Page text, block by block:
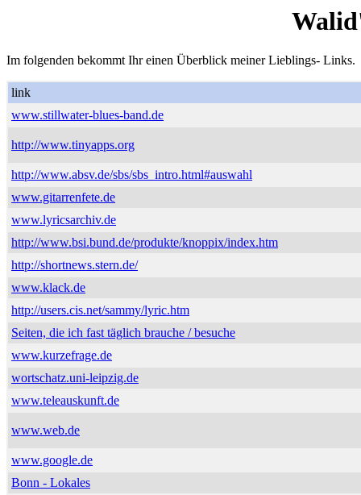
Im folgenden bekommt Ihr einen Überblick meiner Lieblings- Links.
link
www.stillwater-blues-band.de
http://www.tinyapps.org
http://www.absv.de/sbs/sbs_intro.html#auswahl
www.gitarrenfete.de
www.lyricsarchiv.de
http://www.bsi.bund.de/produkte/knoppix/index.htm
http://shortnews.stern.de/
www.klack.de
http://users.cis.net/sammy/lyric.htm
Seiten, die ich fast täglich brauche / besuche
www.kurzefrage.de
wortschatz.uni-leipzig.de
www.teleauskunft.de
www.web.de
www.google.de
Bonn - Lokales